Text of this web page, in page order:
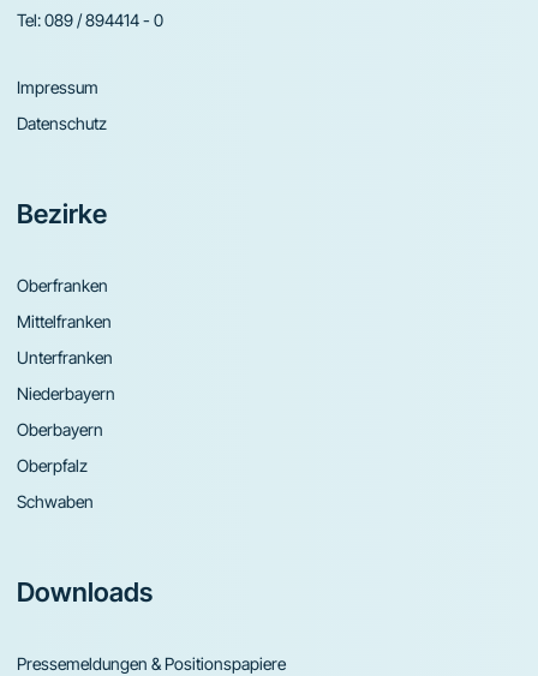
Tel:089 / 894414 - 0
Impressum
Datenschutz
Bezirke
Oberfranken
Mittelfranken
Unterfranken
Niederbayern
Oberbayern
Oberpfalz
Schwaben
Downloads
Pressemeldungen & Positionspapiere